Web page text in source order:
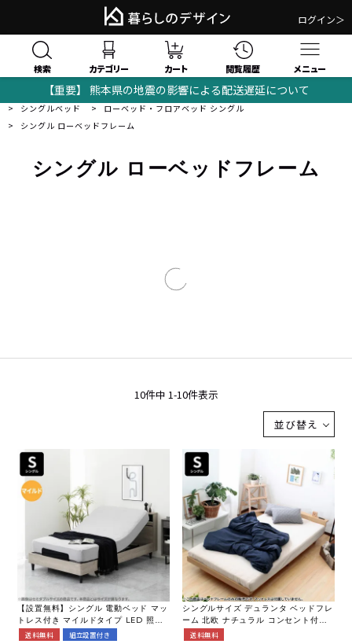
ログイン＞
検索 カテゴリー カート 閲覧履歴 メニュー
【重要】 熊本県の地震の影響による配送遅延について
暮らしのデザイン｜おしゃれな家具・モダンインテリアの通販サイト
ベッド
シングルベッド
ローベッド・フロアベッド シングル
シングル ローベッドフレーム
シングル ローベッドフレーム
並び替え
10件中 1-10件表示
【設置無料】シングル 電動ベッド マッ
トレス付き マイルドタイプ LED 照明
付き 2モーター コンセント付き シング
送料無料
組立設置付き
シングルサイズ デュランタ ベッドフレ
ーム 北欧 ナチュラル コンセント付棚
マットレスストッパー付 ローベッド
送料無料